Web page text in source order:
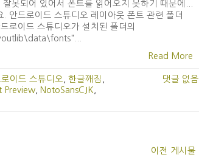
못되어 있어서 폰트를 읽어오지 못하기 때문에...
. 안드로이드 스튜디오 레이아웃 폰트 관련 폴더
로이드 스튜디오가 설치된 폴더의
Read More
이드 스튜디오 한글깨짐
Preview NotoSansCJK
댓글 없음
이전 게시물